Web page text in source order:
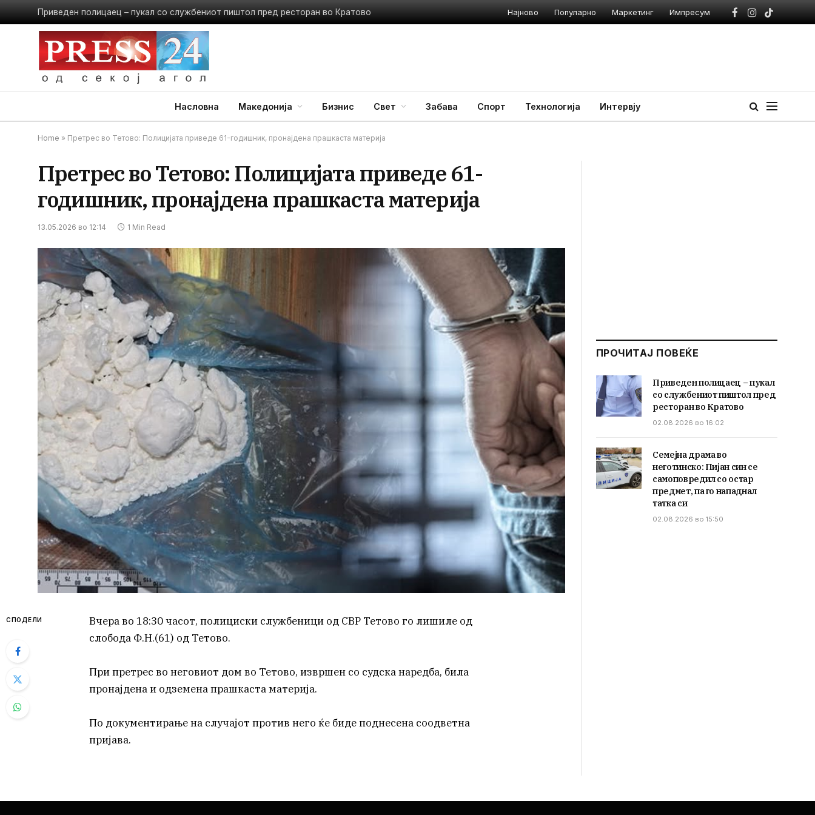
Приведен полицаец – пукал со службениот пиштол пред ресторан во Кратово Најново Популарно Маркетинг Импресум
Facebook
Instagram
TikTok
Насловна Македонија Бизнис Свет Забава Спорт Технологија Интервју
Home » Претрес во Тетово: Полицијата приведе 61-годишник, пронајдена прашкаста материја
Претрес во Тетово: Полицијата приведе 61-
годишник, пронајдена прашкаста материја
13.05.2026 во 12:14 1 Min Read
СПОДЕЛИ
Вчера во 18:30 часот, полициски службеници од СВР Тетово го лишиле од
слобода Ф.Н.(61) од Тетово.
При претрес во неговиот дом во Тетово, извршен со судска наредба, била
пронајдена и одземена прашкаста материја.
По документирање на случајот против него ќе биде поднесена соодветна
пријава.
ПРОЧИТАЈ ПОВЕЌЕ
Приведен полицаец – пукал
со службениот пиштол пред
ресторан во Кратово
02.08.2026 во 16:02
Семејна драма во
неготинско: Пијан син се
самоповредил со остар
предмет, па го нападнал
татка си
02.08.2026 во 15:50